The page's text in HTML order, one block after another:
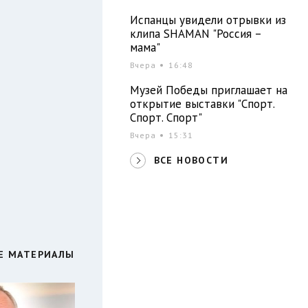
МАТЕРИАЛЫ
Испанцы увидели отрывки из
клипа SHAMAN "Россия –
мама"
Вчера 16:48
Музей Победы приглашает на
открытие выставки "Спорт.
Спорт. Спорт"
Вчера 15:31
ВСЕ НОВОСТИ